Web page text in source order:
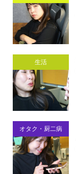
生活
オタク・厨二病